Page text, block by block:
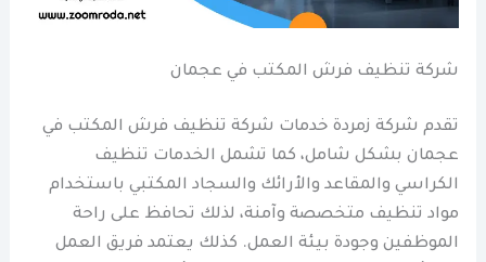
شركة تنظيف فرش المكتب في عجمان
تقدم شركة زمردة خدمات شركة تنظيف فرش المكتب في
عجمان بشكل شامل، كما تشمل الخدمات تنظيف
الكراسي والمقاعد والأرائك والسجاد المكتبي باستخدام
مواد تنظيف متخصصة وآمنة، لذلك تحافظ على راحة
الموظفين وجودة بيئة العمل. كذلك يعتمد فريق العمل